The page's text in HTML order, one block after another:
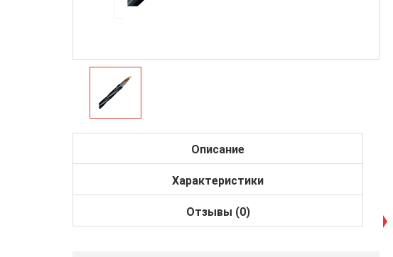
Описание
Характеристики
Отзывы (0)